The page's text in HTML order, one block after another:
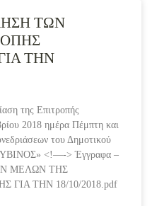
ΤΩΝ
ΤΗΝ
της Επιτροπής
2018 ημέρα Πέμπτη και
του Δημοτικού
<!—-> Έγγραφα –
ΜΕΛΩΝ ΤΗΣ
ΓΙΑ ΤΗΝ 18/10/2018.pdf